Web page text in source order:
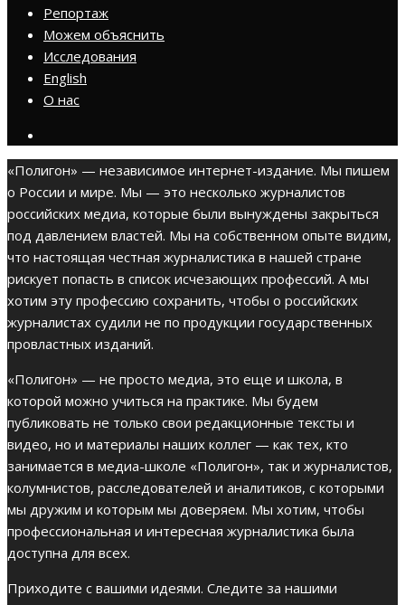
Репортаж
Можем объяснить
Исследования
English
О нас
«Полигон» — независимое интернет-издание. Мы пишем
о России и мире. Мы — это несколько журналистов
российских медиа, которые были вынуждены закрыться
под давлением властей. Мы на собственном опыте видим,
что настоящая честная журналистика в нашей стране
рискует попасть в список исчезающих профессий. А мы
хотим эту профессию сохранить, чтобы о российских
журналистах судили не по продукции государственных
провластных изданий.
«Полигон» — не просто медиа, это еще и школа, в
которой можно учиться на практике. Мы будем
публиковать не только свои редакционные тексты и
видео, но и материалы наших коллег — как тех, кто
занимается в медиа-школе «Полигон», так и журналистов,
колумнистов, расследователей и аналитиков, с которыми
мы дружим и которым мы доверяем. Мы хотим, чтобы
профессиональная и интересная журналистика была
доступна для всех.
Приходите с вашими идеями. Следите за нашими